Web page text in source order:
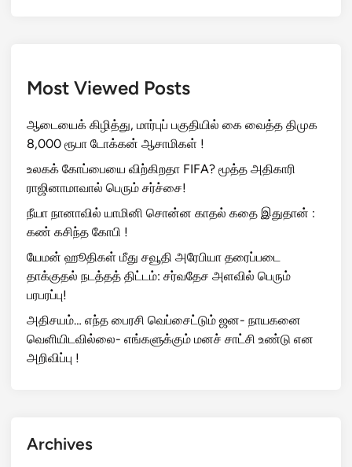
Most Viewed Posts
ஆடையைக் கிழித்து, மார்புப் பகுதியில் கை வைத்த திமுக
8,000 ரூபா டோக்கன் ஆசாமிகள் !
உலகக் கோப்பையை விற்கிறதா FIFA? மூத்த அதிகாரி
ராஜினாமாவால் பெரும் சர்ச்சை!
நீயா நானாவில் யாமினி சொன்ன காதல் கதை இதுதான் :
கண் கசிந்த கோபி !
யேமன் ஹூதிகள் மீது சவூதி அரேபியா தரைப்படை
தாக்குதல் நடத்தத் திட்டம்: சர்வதேச அளவில் பெரும்
பரபரப்பு!
அதிசயம்… எந்த பைரசி வெப்சைட்டும் ஜன- நாயகனை
வெளியிடவில்லை- எங்களுக்கும் மனச் சாட்சி உண்டு என
அறிவிப்பு !
Archives